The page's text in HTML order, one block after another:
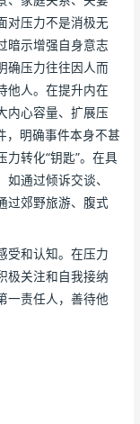
对压力不是消极无
暗示增强自身意志
确压力往往因人而
他人。在提升内在
内心容量、扩展压
，明确事件本身不甚
转化“钥匙”。在具
通过倾诉交谈、
过郊野旅游、腹式
受和认知。在压力
极关注和自我接纳
一责任人，善待他